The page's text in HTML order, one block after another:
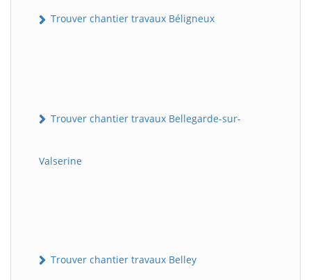
Trouver chantier travaux Béligneux
Trouver chantier travaux Bellegarde-sur-
Valserine
Trouver chantier travaux Belley